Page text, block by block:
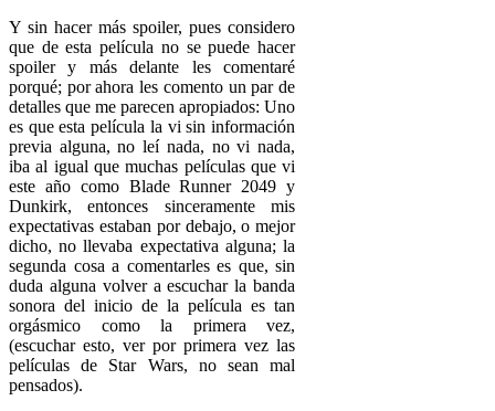
Y sin hacer más spoiler, pues considero
que de esta película no se puede hacer
spoiler y más delante les comentaré
porqué; por ahora les comento un par de
detalles que me parecen apropiados: Uno
es que esta película la vi sin información
previa alguna, no leí nada, no vi nada,
iba al igual que muchas películas que vi
este año como Blade Runner 2049 y
Dunkirk, entonces sinceramente mis
expectativas estaban por debajo, o mejor
dicho, no llevaba expectativa alguna; la
segunda cosa a comentarles es que, sin
duda alguna volver a escuchar la banda
sonora del inicio de la película es tan
orgásmico como la primera vez,
(escuchar esto, ver por primera vez las
películas de Star Wars, no sean mal
pensados).